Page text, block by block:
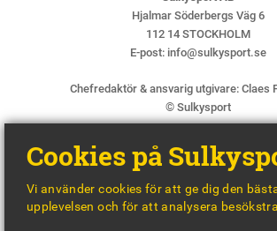
Hjalmar Söderbergs Väg 6
112 14 STOCKHOLM
E-post: info@sulkysport.se
Chefredaktör & ansvarig utgivare: Claes
© Sulkysport
BY
Cookies på
Vi använder cookies för att ge dig den
upplevelsen och för att analysera